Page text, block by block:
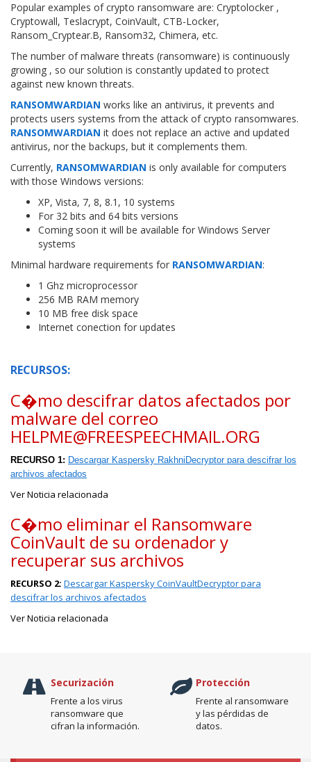
Popular examples of crypto ransomware are: Cryptolocker ,
Cryptowall, Teslacrypt, CoinVault, CTB-Locker,
Ransom_Cryptear.B, Ransom32, Chimera, etc.
The number of malware threats (ransomware) is continuously
growing , so our solution is constantly updated to protect
against new known threats.
RANSOMWARDIAN works like an antivirus, it prevents and
protects users systems from the attack of crypto ransomwares.
RANSOMWARDIAN it does not replace an active and updated
antivirus, nor the backups, but it complements them.
Currently, RANSOMWARDIAN is only available for computers
with those Windows versions:
XP, Vista, 7, 8, 8.1, 10 systems
For 32 bits and 64 bits versions
Coming soon it will be available for Windows Server
systems
Minimal hardware requirements for RANSOMWARDIAN:
1 Ghz microprocessor
256 MB RAM memory
10 MB free disk space
Internet conection for updates
RECURSOS:
C�mo descifrar datos afectados por
malware del correo
HELPME@FREESPEECHMAIL.ORG
RECURSO 1: Descargar Kaspersky RakhniDecryptor para descifrar los
archivos afectados
Ver Noticia relacionada
C�mo eliminar el Ransomware
CoinVault de su ordenador y
recuperar sus archivos
RECURSO 2: Descargar Kaspersky CoinVaultDecryptor para
descifrar los archivos afectados
Ver Noticia relacionada
Securización
Frente a los virus
ransomware que
cifran la información.
Protección
Frente al ransomware
y las pérdidas de
datos.